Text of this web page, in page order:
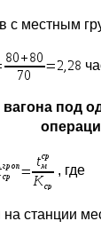
с местным
вагона под
, где
станции